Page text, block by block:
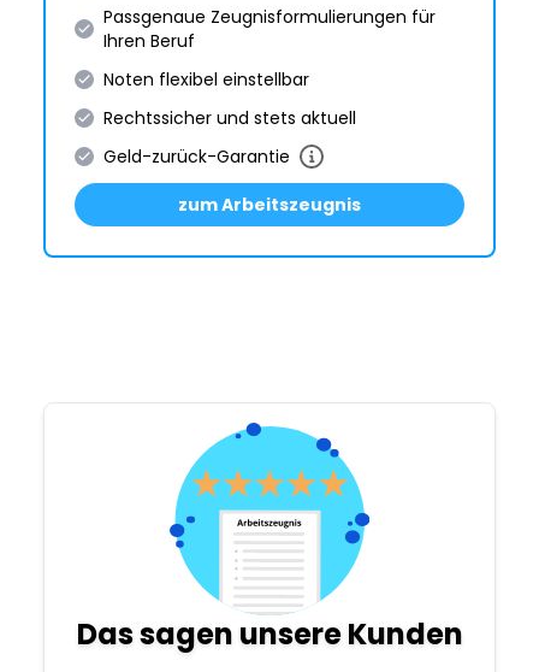
Passgenaue Zeugnis­formulie­rungen für
Ihren Beruf
Noten flexibel einstellbar
Rechtssicher und stets aktuell
Geld-zurück-Garantie
zum Arbeitszeugnis
Das sagen unsere Kunden